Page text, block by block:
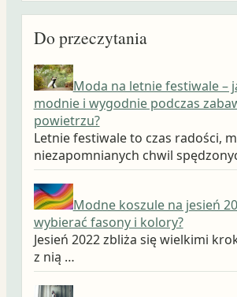
Do przeczytania
Moda na letnie festiwale –
modnie i wygodnie podczas
powietrzu?
Letnie festiwale to czas radości,
niezapomnianych chwil
Modne koszule na jesień
wybierać fasony i kolory?
Jesień 2022 zbliża się wielkimi
z nią …